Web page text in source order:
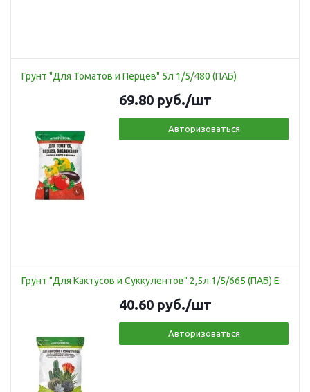
Грунт "Для Томатов и Перцев" 5л 1/5/480 (ПАБ)
69.80 руб./шт
Авторизоваться
Грунт "Для Кактусов и Суккулентов" 2,5л 1/5/665 (ПАБ) Е
40.60 руб./шт
Авторизоваться